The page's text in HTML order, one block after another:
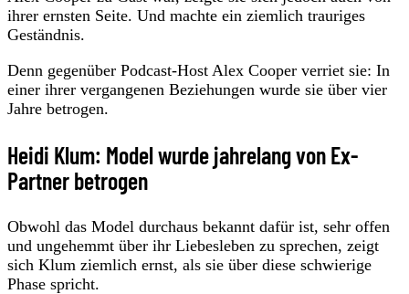
ihrer ernsten Seite. Und machte ein ziemlich trauriges
Geständnis.
Denn gegenüber Podcast-Host Alex Cooper verriet sie: In
einer ihrer vergangenen Beziehungen wurde sie über vier
Jahre betrogen.
Heidi Klum: Model wurde jahrelang von Ex-
Partner betrogen
Obwohl das Model durchaus bekannt dafür ist, sehr offen
und ungehemmt über ihr Liebesleben zu sprechen, zeigt
sich Klum ziemlich ernst, als sie über diese schwierige
Phase spricht.